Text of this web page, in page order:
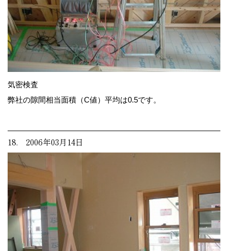
気密検査
弊社の隙間相当面積（C値）平均は0.5です。
18. 2006年03月14日